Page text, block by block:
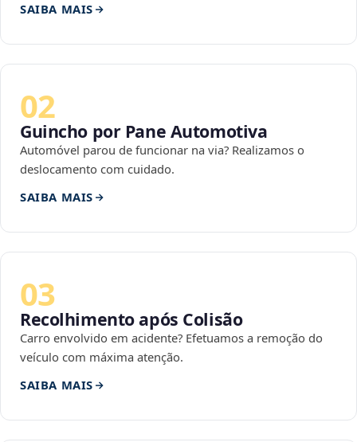
SAIBA MAIS
02
Guincho por Pane Automotiva
Automóvel parou de funcionar na via? Realizamos o
deslocamento com cuidado.
SAIBA MAIS
03
Recolhimento após Colisão
Carro envolvido em acidente? Efetuamos a remoção do
veículo com máxima atenção.
SAIBA MAIS